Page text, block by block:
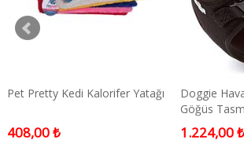
Pet Pretty Kedi Kalorifer Yatağı
408,00 ₺
Doggie
Göğüs
1,5x35-45 Cm
1.224,00 ₺